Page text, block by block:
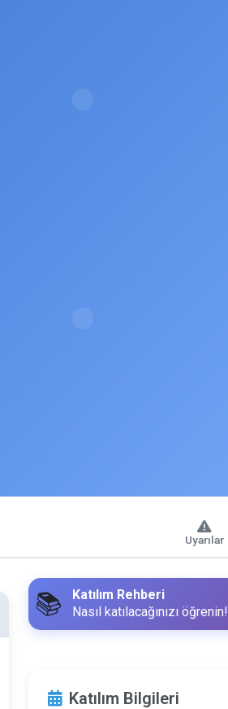
Uyarılar
📚
Katılım Rehberi
Nasıl katılacağınızı öğrenin!
Katılım Bilgileri